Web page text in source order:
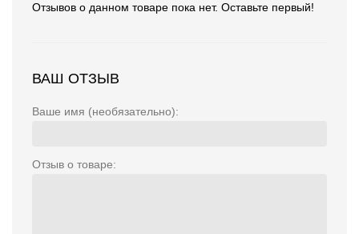
Отзывов о данном товаре пока нет. Оставьте первый!
ВАШ ОТЗЫВ
Ваше имя (необязательно):
Отзыв о товаре: